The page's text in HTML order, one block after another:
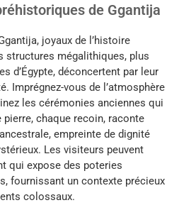
de Ggantija
joyaux de l’histoire
structures mégalithiques, plus
d’Égypte, déconcertent par leur
Imprégnez-vous de l’atmosphère
les cérémonies anciennes qui
pierre, chaque recoin, raconte
empreinte de dignité
Les visiteurs peuvent
qui expose des poteries
fournissant un contexte précieux
colossaux.